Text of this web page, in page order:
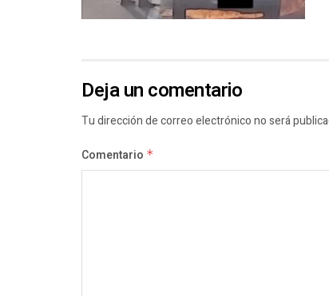
Deja un comentario
Tu dirección de correo electrónico no será
Comentario *